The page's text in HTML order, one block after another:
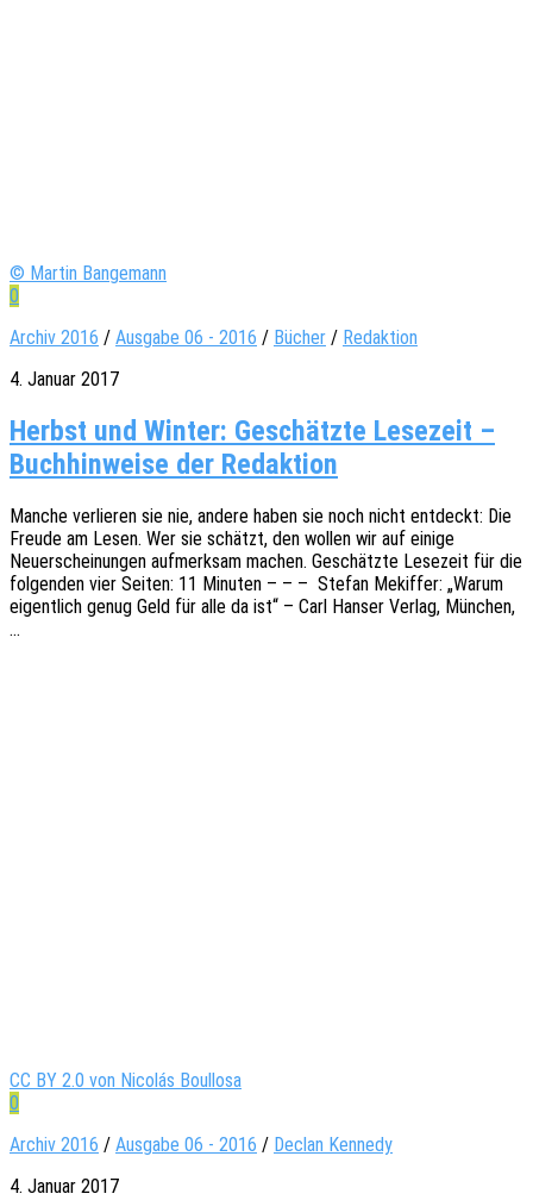
© Martin Bangemann
0
Archiv 2016 / Ausgabe 06 - 2016 / Bücher / Redaktion
4. Januar 2017
Herbst und Winter: Geschätzte Lesezeit –
Buchhinweise der Redaktion
Manche verlie­ren sie nie, andere haben sie noch nicht entdeckt: Die
Freude am Lesen. Wer sie schätzt, den wollen wir auf einige
Neuerschei­nun­gen aufmerk­sam machen. Geschätz­te Lese­zeit für die
folgen­den vier Seiten: 11 Minu­ten – – – Stefan Mekif­fer: „Warum
eigent­lich genug Geld für alle da ist“ – Carl Hanser Verlag, München,
…
CC BY 2.0 von Nicolás Boullosa
0
Archiv 2016 / Ausgabe 06 - 2016 / Declan Kennedy
4. Januar 2017